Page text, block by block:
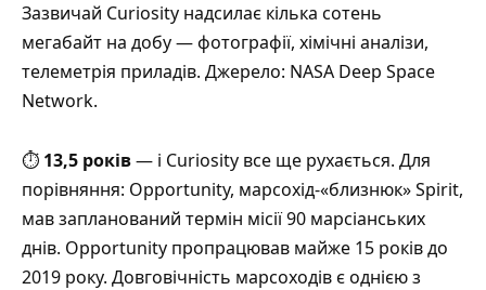
Зазвичай Curiosity надсилає кілька сотень
мегабайт на добу — фотографії, хімічні аналізи,
телеметрія приладів. Джерело: NASA Deep Space
Network.
⏱️ 13,5 років— і Curiosity все ще рухається. Для
порівняння: Opportunity, марсохід-«близнюк» Spirit,
мав запланований термін місії 90 марсіанських
днів. Opportunity пропрацював майже 15 років до
2019 року. Довговічність марсоходів є однією з